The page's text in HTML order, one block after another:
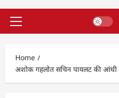
Primary
Home
अशोक गहलोत सचिन पायलट की आंधी